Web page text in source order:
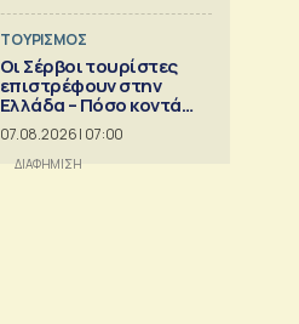
ΤΟΥΡΙΣΜΟΣ
Οι Σέρβοι τουρίστες
επιστρέφουν στην
Ελλάδα – Πόσο κοντά
είναι στο 1 εκατ.
07.08.2026 | 07:00